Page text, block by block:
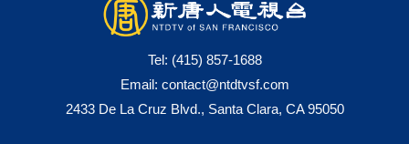
Tel: (415) 857-1688
Email: contact@ntdtvsf.com
2433 De La Cruz Blvd., Santa Clara, CA 95050